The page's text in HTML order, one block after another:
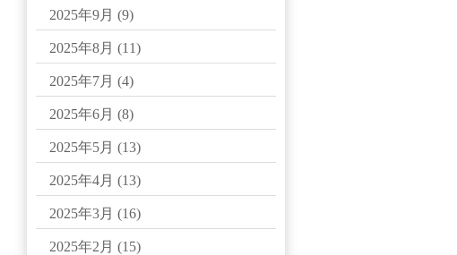
2025年9月 (9)
2025年8月 (11)
2025年7月 (4)
2025年6月 (8)
2025年5月 (13)
2025年4月 (13)
2025年3月 (16)
2025年2月 (15)